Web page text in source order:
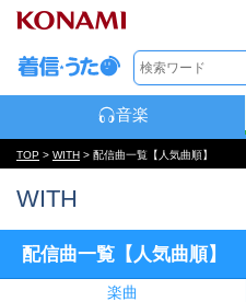
音楽
TOP > WITH > 配信曲一覧【人気曲順】
WITH
配信曲一覧【人気曲順】
楽曲